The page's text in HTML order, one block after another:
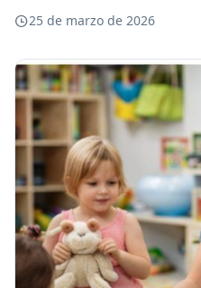
25 de marzo de 2026